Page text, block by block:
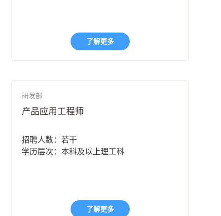
了解更多
研发部
产品应用工程师
招聘人数：若干
学历层次：本科及以上理工科
了解更多